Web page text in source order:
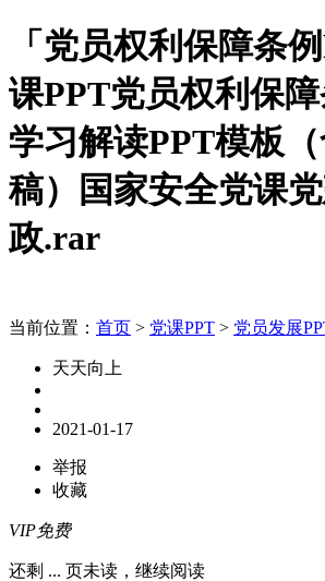
「党员权利保障条
课PPT党员权利保
学习解读PPT模板
稿）国家安全党课
政.rar
当前位置： 首页 > 党课PPT > 党员发展
天天向上
2021-01-17
举报
收藏
VIP免费
还剩 ... 页未读， 继续阅读